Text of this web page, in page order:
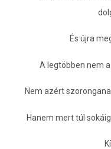
És újra
A legtöbben nem
Nem azért
Hanem mert túl